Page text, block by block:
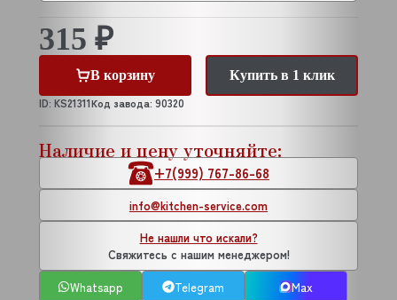
315 ₽
В корзину
Купить в 1 клик
ID: KS21311Код завода: 90320
Наличие и цену уточняйте:
+7(999) 767-86-68
info@kitchen-service.com
Не нашли что искали?
Свяжитесь с нашим менеджером!
Whatsapp
Telegram Max